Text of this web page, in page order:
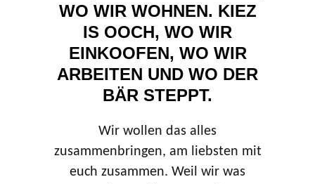
WO WIR WOHNEN. KIEZ
IS OOCH, WO WIR
EINKOOFEN, WO WIR
ARBEITEN UND WO DER
BÄR STEPPT.
Wir wollen das alles
zusammenbringen, am liebsten mit
euch zusammen. Weil wir was